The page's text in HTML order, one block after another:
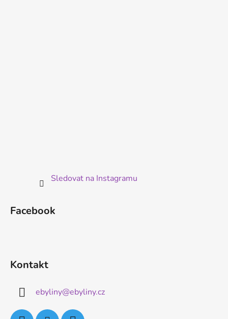
Sledovat na Instagramu
Facebook
Kontakt
ebyliny@ebyliny.cz